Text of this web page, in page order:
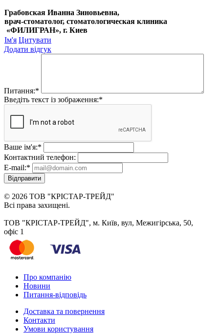
Грабовская Иванна Зиновьевна,
врач-стоматолог, стоматологическая клиника
«ФИЛИГРАН», г. Киев
Ім'я Цитувати
Додати відгук
Питання:*
Введіть текст із зображення:*
Ваше ім'я:*
Контактний телефон:
E-mail:*
Відправити
© 2026 ТОВ "КРІСТАР-ТРЕЙД"
Всі права захищені.
ТОВ "КРІСТАР-ТРЕЙД", м. Київ, вул, Межигірська, 50,
офіс 1
Про компанію
Новини
Питання-відповідь
Доставка та повернення
Контакти
Умови користування